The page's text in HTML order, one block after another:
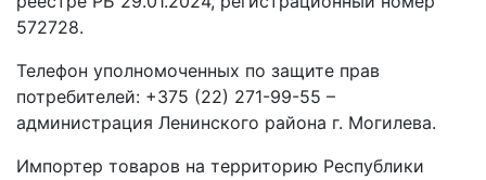
572728.
Телефон уполномоченных по защите прав
потребителей: +375 (22) 271-99-55 –
администрация Ленинского района г. Могилева.
Импортер товаров на территорию Республики